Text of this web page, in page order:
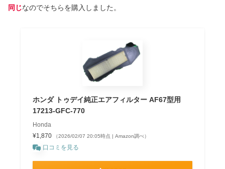
同じなのでそちらを購入しました。
ホンダ トゥデイ純正エアフィルター AF67型用
17213-GFC-770
Honda
¥1,870
（2026/02/07 20:05時点 | Amazon調べ）
口コミを見る